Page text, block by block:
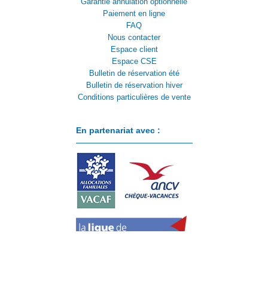
Paiement en ligne
FAQ
Nous contacter
Espace client
Espace CSE
Bulletin de réservation été
Bulletin de réservation hiver
Conditions particulières de vente
En partenariat avec :